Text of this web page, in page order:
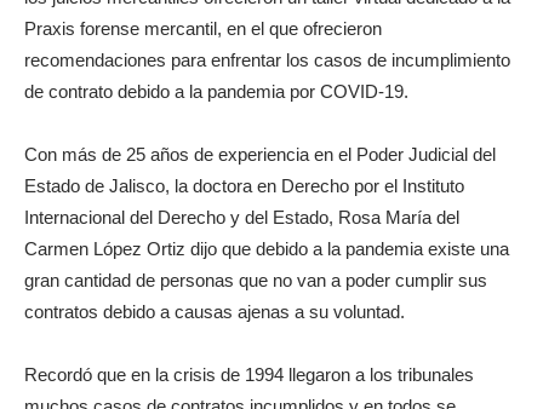
Praxis forense mercantil, en el que ofrecieron
recomendaciones para enfrentar los casos de incumplimiento
de contrato debido a la pandemia por COVID-19.
Con más de 25 años de experiencia en el Poder Judicial del
Estado de Jalisco, la doctora en Derecho por el Instituto
Internacional del Derecho y del Estado, Rosa María del
Carmen López Ortiz dijo que debido a la pandemia existe una
gran cantidad de personas que no van a poder cumplir sus
contratos debido a causas ajenas a su voluntad.
Recordó que en la crisis de 1994 llegaron a los tribunales